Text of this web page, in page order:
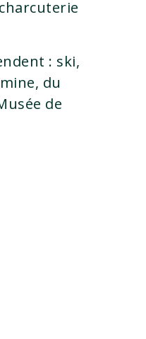
: ski,
du
de